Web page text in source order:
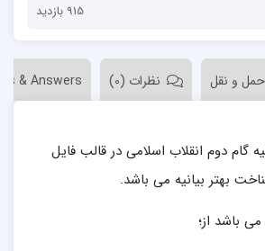
915 بازدید
حمل و نقل نظرات (0) & Answers
گام دوم انقلاب اسلامی در قالب فایل
بهتر بیانیه می باشد.
می باشد از؛